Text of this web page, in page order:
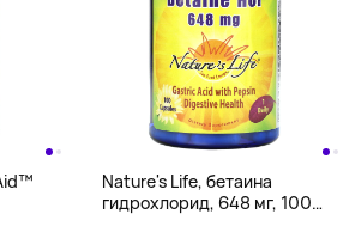
Nature's Life, бетаина
гидрохлорид, 648 мг, 100